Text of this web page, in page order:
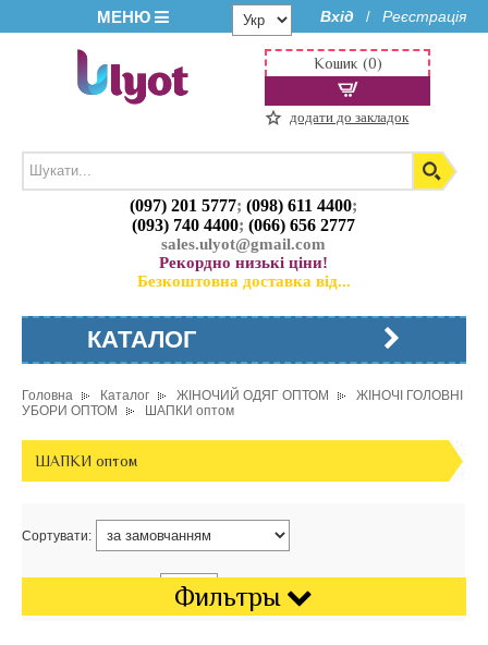
МЕНЮ Вхід / Реєстрація
(097) 201 5777;(098) 611 4400;
(093) 740 4400;(066) 656 2777
sales.ulyot@gmail.com
Рекордно низькі ціни!
Безкоштовна доставка від...
Кошик (0)
додати до закладок
КАТАЛОГ
Головна Каталог ЖІНОЧИЙ ОДЯГ ОПТОМ
ЖІНОЧІ ГОЛОВНІ
УБОРИ ОПТОМ
ШАПКИ оптом
Фильтры
ШАПКИ оптом
Сортувати: